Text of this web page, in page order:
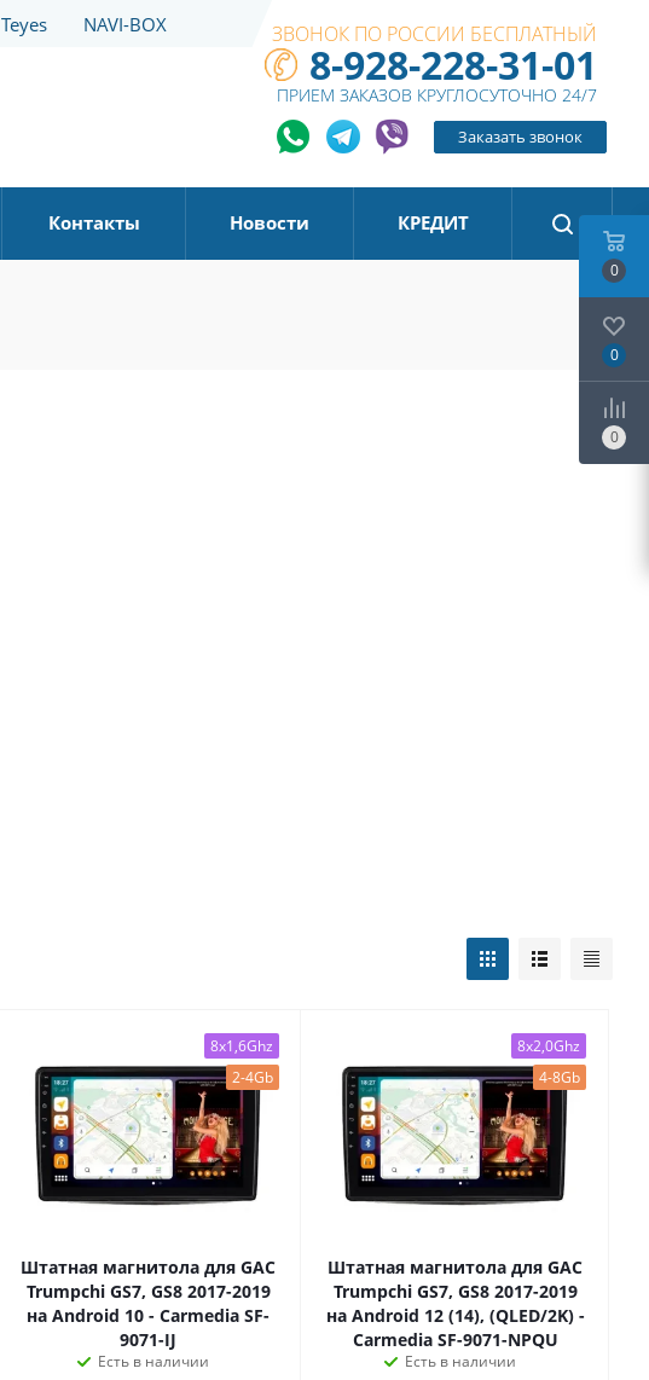
Teyes NAVI-BOX ЗВОНОК ПО РОССИИ БЕСПЛАТНЫЙ
8-928-228-31-01
ПРИЕМ ЗАКАЗОВ КРУГЛОСУТОЧНО 24/7
Заказать звонок
Контакты Новости КРЕДИТ
8x1,6Ghz
2-4Gb
Штатная магнитола для GAC
Trumpchi GS7, GS8 2017-2019
на Android 10 - Carmedia SF-
9071-IJ
Есть в наличии
8x2,0Ghz
4-8Gb
Штатная магнитола для GAC
Trumpchi GS7, GS8 2017-2019
на Android 12 (14), (QLED/2K) -
Carmedia SF-9071-NPQU
Есть в наличии
0
0
0